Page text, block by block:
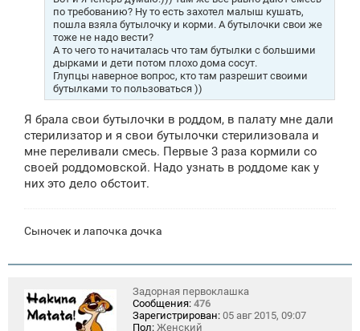
по требованию? Ну то есть захотел малыш кушать,
пошла взяла бутылочку и корми. А бутылочки свои же
тоже не надо вести?
А то чего то начиталась что там бутылки с большими
дырками и дети потом плохо дома сосут.
Глупцы наверное вопрос, кто там разрешит своими
бутылками то пользоваться ))
Я брала свои бутылочки в роддом, в палату мне дали
стерилизатор и я свои бутылочки стерилизовала и
мне переливали смесь. Первые 3 раза кормили со
своей роддомовской. Надо узнать в роддоме как у
них это дело обстоит.
Сыночек и лапочка дочка
Задорная первоклашка
Сообщения: 476
Зарегистрирован: 05 авг 2015, 09:07
Пол: Женский